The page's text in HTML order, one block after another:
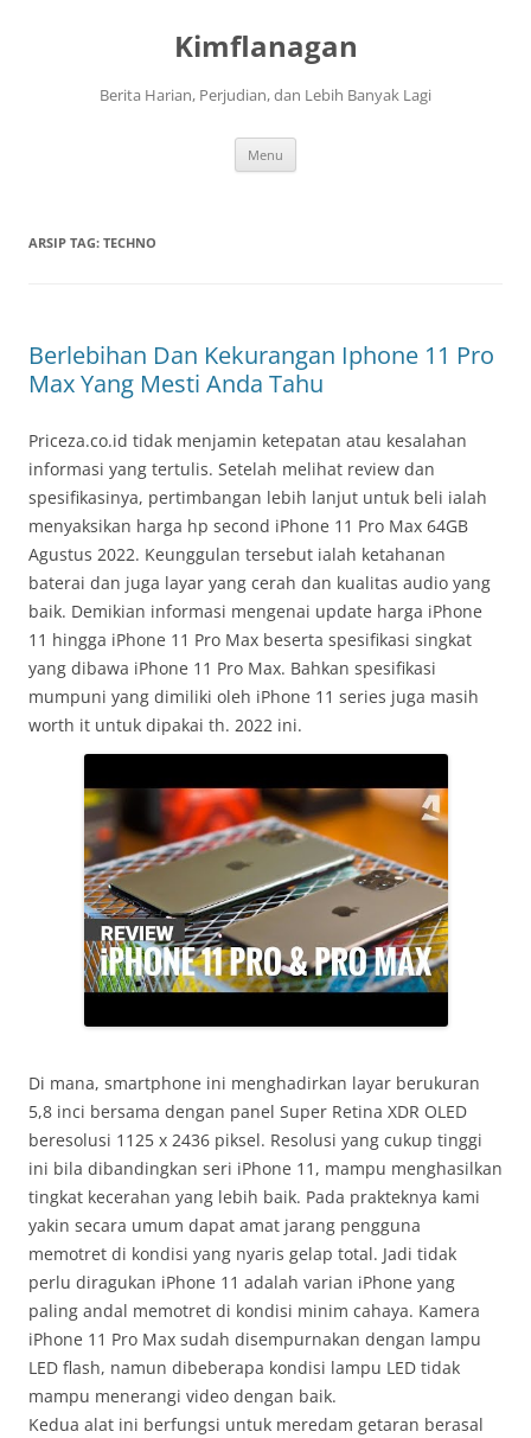
Kimflanagan
Berita Harian, Perjudian, dan Lebih Banyak Lagi
Menu
ARSIP TAG: TECHNO
Berlebihan Dan Kekurangan Iphone 11 Pro
Max Yang Mesti Anda Tahu
Priceza.co.id tidak menjamin ketepatan atau kesalahan
informasi yang tertulis. Setelah melihat review dan
spesifikasinya, pertimbangan lebih lanjut untuk beli ialah
menyaksikan harga hp second iPhone 11 Pro Max 64GB
Agustus 2022. Keunggulan tersebut ialah ketahanan
baterai dan juga layar yang cerah dan kualitas audio yang
baik. Demikian informasi mengenai update harga iPhone
11 hingga iPhone 11 Pro Max beserta spesifikasi singkat
yang dibawa iPhone 11 Pro Max. Bahkan spesifikasi
mumpuni yang dimiliki oleh iPhone 11 series juga masih
worth it untuk dipakai th. 2022 ini.
Di mana, smartphone ini menghadirkan layar berukuran
5,8 inci bersama dengan panel Super Retina XDR OLED
beresolusi 1125 x 2436 piksel. Resolusi yang cukup tinggi
ini bila dibandingkan seri iPhone 11, mampu menghasilkan
tingkat kecerahan yang lebih baik. Pada prakteknya kami
yakin secara umum dapat amat jarang pengguna
memotret di kondisi yang nyaris gelap total. Jadi tidak
perlu diragukan iPhone 11 adalah varian iPhone yang
paling andal memotret di kondisi minim cahaya. Kamera
iPhone 11 Pro Max sudah disempurnakan dengan lampu
LED flash, namun dibeberapa kondisi lampu LED tidak
mampu menerangi video dengan baik.
Kedua alat ini berfungsi untuk meredam getaran berasal